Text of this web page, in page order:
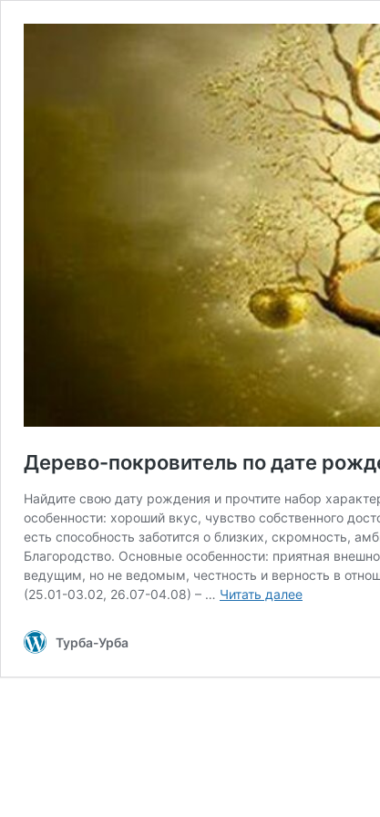
Дерево-покровитель по дате
Найдите свою дату рождения и прочтите набор
особенности: хороший вкус, чувство собственного
есть способность заботится о близких, скромность,
Благородство. Основные особенности: приятная
ведущим, но не ведомым, честность и верность в
(25.01-03.02, 26.07-04.08) – … Читать далееДерево-
Турба-Урба